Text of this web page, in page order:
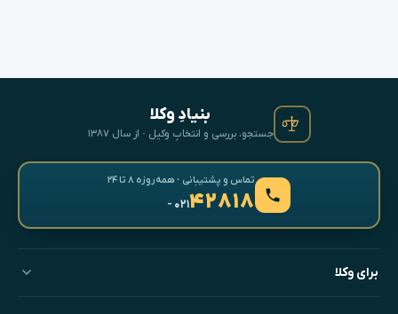
بنیادِ وکلا
جستجو، بررسی و انتخابِ وکیل · از سال ۱۳۸۷
تماس و پشتیبانی · همه‌روزه ۸ تا ۲۴
۴۲۸۱۸- ۰۲۱
برای وکلا